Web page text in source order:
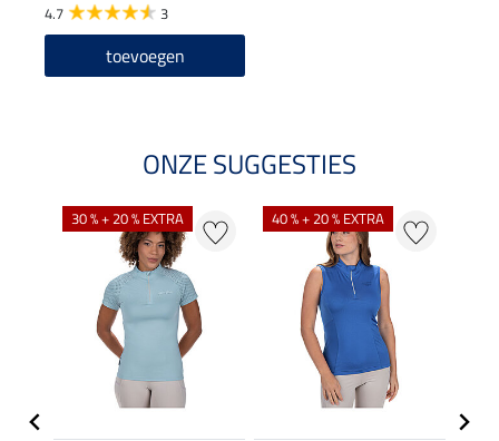
4.7 3
toevoegen
ONZE SUGGESTIES
30 % + 20 % EXTRA 40 % + 20 % EXTRA